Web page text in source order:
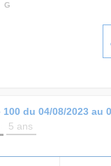
G
100 du 04/08/2023 au
5 ans